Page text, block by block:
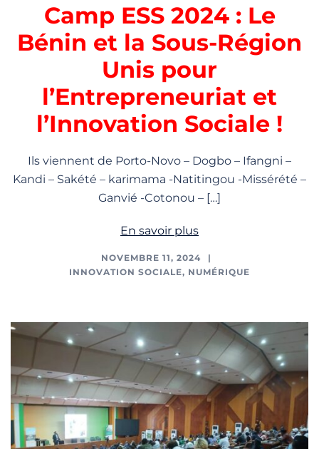
Camp ESS 2024 : Le
Bénin et la Sous-Région
Unis pour
l’Entrepreneuriat et
l’Innovation Sociale !
Ils viennent de Porto-Novo – Dogbo – Ifangni –
Kandi – Sakété – karimama -Natitingou -Missérété –
Ganvié -Cotonou – […]
En savoir plus
NOVEMBRE 11, 2024
INNOVATION SOCIALE, NUMÉRIQUE